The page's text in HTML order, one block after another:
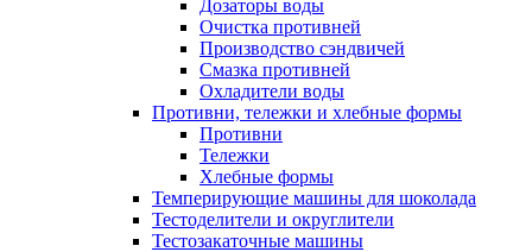
Дозаторы воды
Очистка противней
Производство сэндвичей
Смазка противней
Охладители воды
Противни, тележки и хлебные формы
Противни
Тележки
Хлебные формы
Темперирующие машины для шоколада
Тестоделители и округлители
Тестозакаточные машины